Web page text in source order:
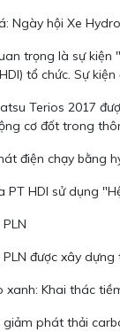
Ngày hội Xe
trọng là sự kiện
tổ chức. Sự
Terios 2017
cơ đốt trong
điện chạy bằng
PT HDI sử dụng
được xây
xanh: Khai thác
giảm phát thải